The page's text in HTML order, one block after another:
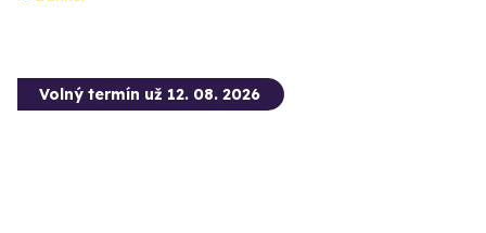
Volný termín už 12. 08. 2026